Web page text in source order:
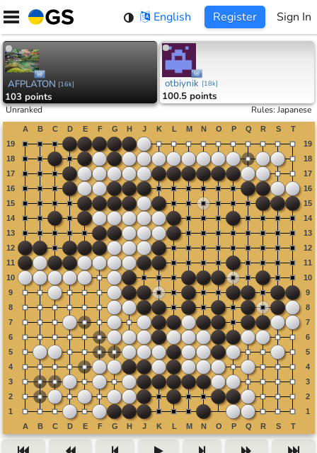
Skip
content
English Register Sign In
AFPLATON [16k]
103 points
otbiynik [18k]
100.5 points
Unranked Rules:Japanese